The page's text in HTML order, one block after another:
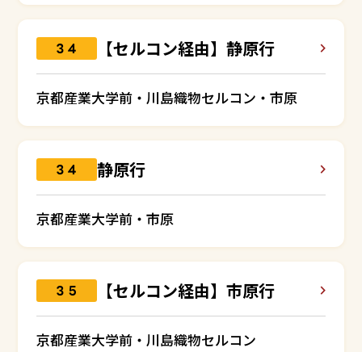
３４ 【セルコン経由】静原行
京都産業大学前・川島織物セルコン・市原
３４ 静原行
京都産業大学前・市原
３５ 【セルコン経由】市原行
京都産業大学前・川島織物セルコン